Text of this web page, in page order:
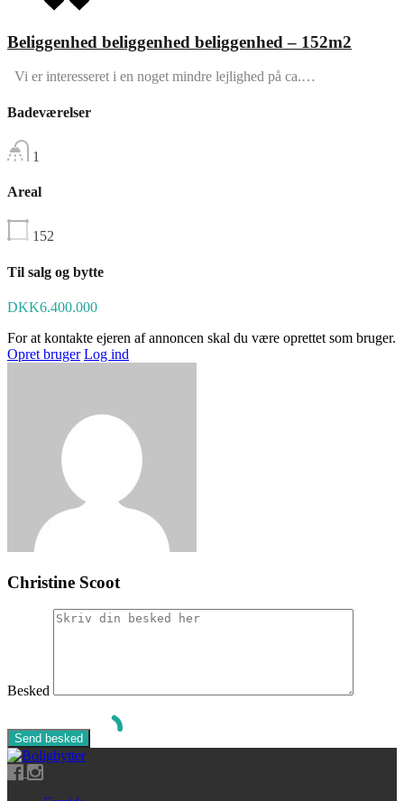
Beliggenhed beliggenhed beliggenhed – 152m2
Vi er interesseret i en noget mindre lejlighed på ca.…
Badeværelser
1
Areal
152
Til salg og bytte
DKK6.400.000
For at kontakte ejeren af annoncen skal du være oprettet som bruger.
Opret bruger Log ind
Christine Scoot
Besked